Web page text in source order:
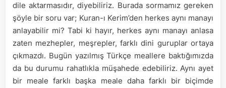
dile aktarmasıdır, diyebiliriz. Burada sormamız gereken
şöyle bir soru var; Kuran-ı Kerim’den herkes aynı manayı
anlayabilir mi? Tabi ki hayır, herkes aynı manayı anlasa
zaten mezhepler, meşrepler, farklı dini guruplar ortaya
çıkmazdı. Bugün yazılmış Türkçe meallere baktığımızda
da bu durumu rahatlıkla müşahede edebiliriz. Aynı ayet
bir meale farklı başka meale daha farklı bir biçimde